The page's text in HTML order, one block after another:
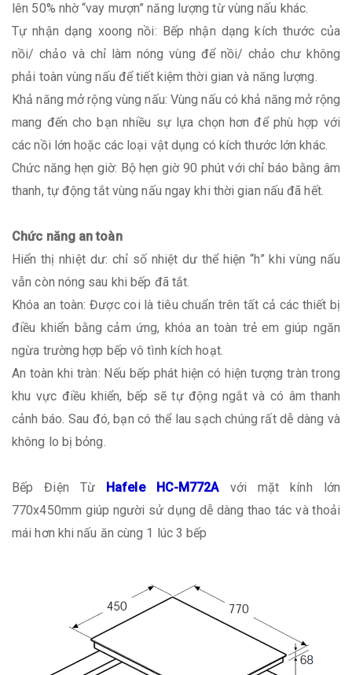
lên 50% nhờ “vay mượn” năng lượng từ vùng nấu khác.
Tự nhận dạng xoong nồi: Bếp nhận dạng kích thước của
nồi/ chảo và chỉ làm nóng vùng để nồi/ chảo chư không
phải toàn vùng nấu để tiết kiệm thời gian và năng lượng.
Khả năng mở rộng vùng nấu: Vùng nấu có khả năng mở rộng
mang đến cho bạn nhiều sự lựa chọn hơn để phù hợp với
các nồi lớn hoặc các loại vật dụng có kích thước lớn khác.
Chức năng hẹn giờ: Bộ hẹn giờ 90 phút với chỉ báo bằng âm
thanh, tự động tắt vùng nấu ngay khi thời gian nấu đã hết.
Chức năng an toàn
Hiển thị nhiệt dư: chỉ số nhiệt dư thể hiện “h” khi vùng nấu
vẫn còn nóng sau khi bếp đã tắt.
Khóa an toàn: Được coi là tiêu chuẩn trên tất cả các thiết bị
điều khiển bằng cảm ứng, khóa an toàn trẻ em giúp ngăn
ngừa trường hợp bếp vô tình kích hoạt.
An toàn khi tràn: Nếu bếp phát hiện có hiện tượng tràn trong
khu vực điều khiển, bếp sẽ tự động ngắt và có âm thanh
cảnh báo. Sau đó, bạn có thể lau sạch chúng rất dễ dàng và
không lo bị bỏng.
Bếp Điện Từ Hafele HC-M772A với mặt kính lớn
770x450mm giúp người sử dụng dễ dàng thao tác và thoải
mái hơn khi nấu ăn cùng 1 lúc 3 bếp